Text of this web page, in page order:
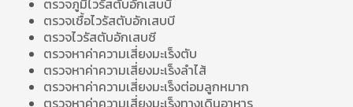
ตรวจภูมิไวรัสตับอักเสบบี
ตรวจเชื้อไวรัสตับอักเสบบี
ตรวจไวรัสตับอักเสบซี
ตรวจหาค่าความเสี่ยงมะเร็งตับ
ตรวจหาค่าความเสี่ยงมะเร็งลำไส้
ตรวจหาค่าความเสี่ยงมะเร็งต่อมลูกหมาก